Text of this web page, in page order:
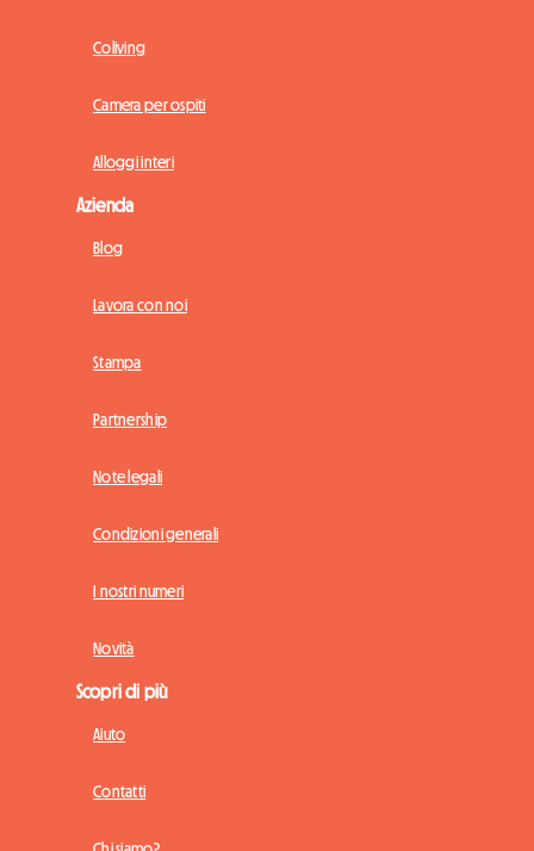
Coliving
Camera per ospiti
Alloggi interi
Azienda
Blog
Lavora con noi
Stampa
Partnership
Note legali
Condizioni generali
I nostri numeri
Novità
Scopri di più
Aiuto
Contatti